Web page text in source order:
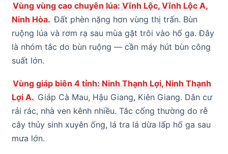
Vùng vùng cao chuyên lúa: Vĩnh Lộc, Vĩnh Lộc A,
Ninh Hòa. Đất phèn nặng hơn vùng thị trấn. Bùn
ruộng lúa và rơm rạ sau mùa gặt trôi vào hố ga. Đây
là nhóm tắc do bùn ruộng — cần máy hút bùn công
suất lớn.
Vùng giáp biên 4 tỉnh: Ninh Thạnh Lợi, Ninh Thạnh
Lợi A. Giáp Cà Mau, Hậu Giang, Kiên Giang. Dân cư
rải rác, nhà ven kênh nhiều. Tắc cống thường do rễ
cây thủy sinh xuyên ống, lá tra lá dừa lấp hố ga sau
mưa lớn.